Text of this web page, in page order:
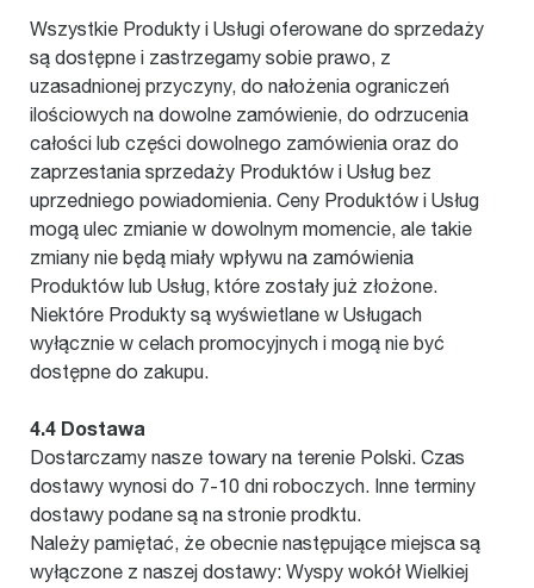
Wszystkie Produkty i Usługi oferowane do sprzedaży
są dostępne i zastrzegamy sobie prawo, z
uzasadnionej przyczyny, do nałożenia ograniczeń
ilościowych na dowolne zamówienie, do odrzucenia
całości lub części dowolnego zamówienia oraz do
zaprzestania sprzedaży Produktów i Usług bez
uprzedniego powiadomienia. Ceny Produktów i Usług
mogą ulec zmianie w dowolnym momencie, ale takie
zmiany nie będą miały wpływu na zamówienia
Produktów lub Usług, które zostały już złożone.
Niektóre Produkty są wyświetlane w Usługach
wyłącznie w celach promocyjnych i mogą nie być
dostępne do zakupu.
4.4 Dostawa
Dostarczamy nasze towary na terenie Polski. Czas
dostawy wynosi do 7-10 dni roboczych. Inne terminy
dostawy podane są na stronie prodktu.
Należy pamiętać, że obecnie następujące miejsca są
wyłączone z naszej dostawy: Wyspy wokół Wielkiej